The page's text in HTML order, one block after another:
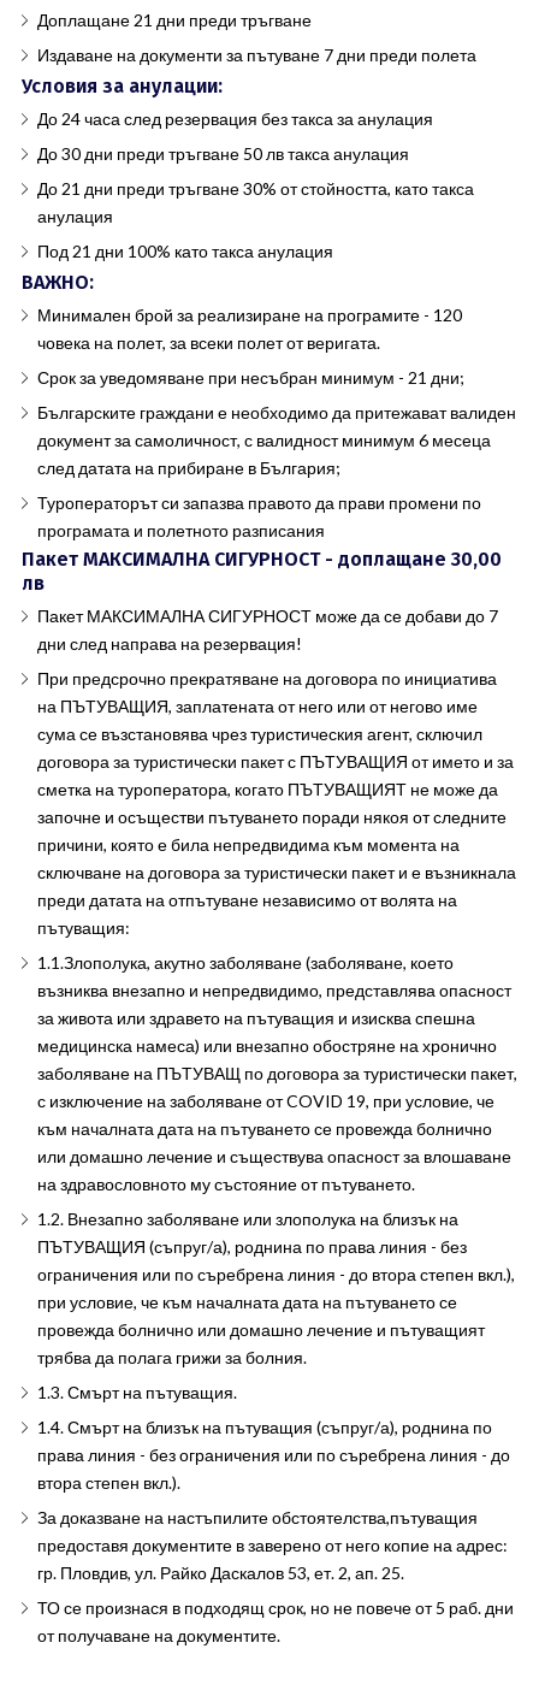
Доплащане 21 дни преди тръгване
Издаване на документи за пътуване 7 дни преди полета
Условия за анулации:
До 24 часа след резервация без такса за анулация
До 30 дни преди тръгване 50 лв такса анулация
До 21 дни преди тръгване 30% от стойността, като такса
анулация
Под 21 дни 100% като такса анулация
ВАЖНО:
Минимален брой за реализиране на програмите - 120
човека на полет, за всеки полет от веригата.
Срок за уведомяване при несъбран минимум - 21 дни;
Българските граждани е необходимо да притежават валиден
документ за самоличност, с валидност минимум 6 месеца
след датата на прибиране в България;
Туроператорът си запазва правото да прави промени по
програмата и полетното разписания
Пакет МАКСИМАЛНА СИГУРНОСТ - доплащане 30,00
лв
Пакет МАКСИМАЛНА СИГУРНОСТ може да се добави до 7
дни след направа на резервация!
При предсрочно прекратяване на договора по инициатива
на ПЪТУВАЩИЯ, заплатената от него или от негово име
сума се възстановява чрез туристическия агент, сключил
договора за туристически пакет с ПЪТУВАЩИЯ от името и за
сметка на туроператора, когато ПЪТУВАЩИЯТ не може да
започне и осъществи пътуването поради някоя от следните
причини, която е била непредвидима към момента на
сключване на договора за туристически пакет и е възникнала
преди датата на отпътуване независимо от волята на
пътуващия:
1.1.Злополука, акутно заболяване (заболяване, което
възниква внезапно и непредвидимо, представлява опасност
за живота или здравето на пътуващия и изисква спешна
медицинска намеса) или внезапно обостряне на хронично
заболяване на ПЪТУВАЩ по договора за туристически пакет,
с изключение на заболяване от COVID 19, при условие, че
към началната дата на пътуването се провежда болнично
или домашно лечение и съществува опасност за влошаване
на здравословното му състояние от пътуването.
1.2. Внезапно заболяване или злополука на близък на
ПЪТУВАЩИЯ (съпруг/а), роднина по права линия - без
ограничения или по съребрена линия - до втора степен вкл.),
при условие, че към началната дата на пътуването се
провежда болнично или домашно лечение и пътуващият
трябва да полага грижи за болния.
1.3. Смърт на пътуващия.
1.4. Смърт на близък на пътуващия (съпруг/а), роднина по
права линия - без ограничения или по съребрена линия - до
втора степен вкл.).
За доказване на настъпилите обстоятелства,пътуващия
предоставя документите в заверено от него копие на адрес:
гр. Пловдив, ул. Райко Даскалов 53, ет. 2, ап. 25.
ТО се произнася в подходящ срок, но не повече от 5 раб. дни
от получаване на документите.